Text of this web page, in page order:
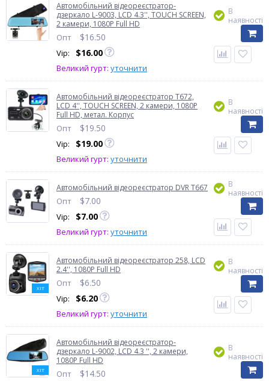
Автомобільний відеореєстратор-
дзеркало L-9003, LCD 4.3'', TOUCH SCREEN,
2 камери, 1080P Full HD
Опт $16.50
Vip: $16.00
Великий гурт: уточнити
В
наявності
Автомобільний відеореєстратор T672,
LCD 4'', TOUCH SCREEN, 2 камери, 1080P
Full HD, метал. Корпус
Опт $19.50
Vip: $19.00
Великий гурт: уточнити
В
наявності
Автомобільний відеореєстратор DVR T667
Опт $7.00
Vip: $7.00
Великий гурт: уточнити
В
наявності
ХІТ
Автомобільний відеореєстратор 258, LCD
2.4'', 1080P Full HD
Опт $6.50
Vip: $6.20
Великий гурт: уточнити
В
наявності
ХІТ
Автомобільний відеореєстратор-
дзеркало L-9002, LCD 4.3 '', 2 камери,
1080P Full HD
Опт $14.50
В
наявності